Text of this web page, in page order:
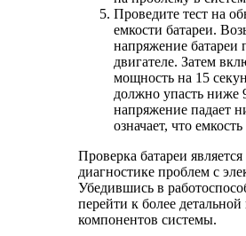
Проведите тест на
емкости батареи.
напряжение
двигателе. Затем
мощность на 15
должно упасть ниже
напряжение падает
означает, что
Проверка батареи
диагностике проблем с
Убедившись в
перейти к более
компонентов системы.